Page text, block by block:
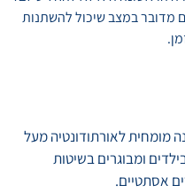
מדובר במצב שיכול להשתנות
מומחית לאורתודונטיה מעל
ומבוגרים בשיטות
אסתטיים.